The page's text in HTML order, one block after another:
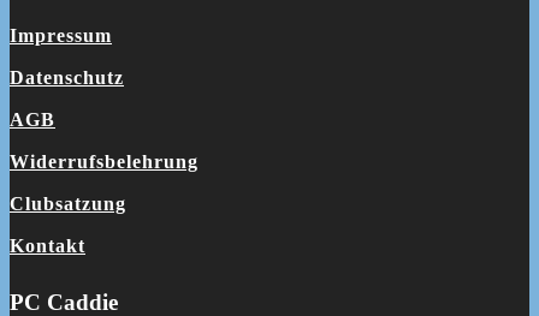
Impressum
Datenschutz
AGB
Widerrufsbelehrung
Clubsatzung
Kontakt
PC Caddie